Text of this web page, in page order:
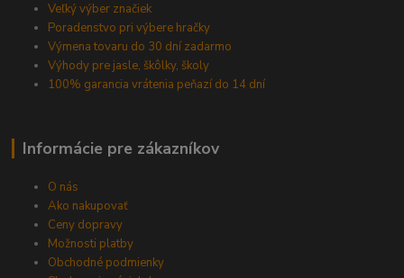
Veľký výber značiek
Poradenstvo pri výbere hračky
Výmena tovaru do 30 dní zadarmo
Výhody pre jasle, škôlky, školy
100% garancia vrátenia peňazí do 14 dní
Informácie pre zákazníkov
O nás
Ako nakupovať
Ceny dopravy
Možnosti platby
Obchodné podmienky